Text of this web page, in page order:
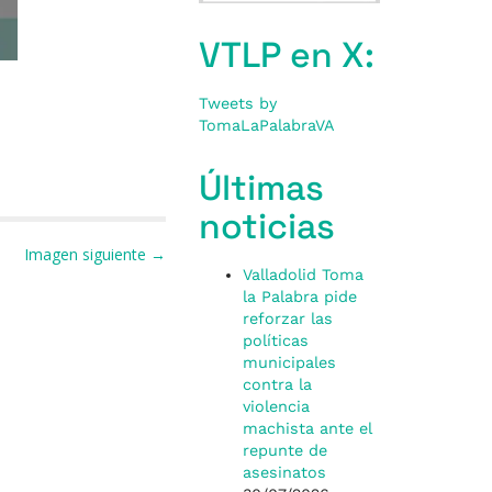
Imagen siguiente →
VTLP en X:
Tweets by
TomaLaPalabraVA
Últimas
noticias
Valladolid Toma
la Palabra pide
reforzar las
políticas
municipales
contra la
violencia
machista ante el
repunte de
asesinatos